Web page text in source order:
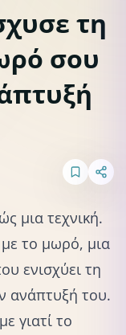
ανάπτυξη
τη
σου
μια τεχνική.
με το μωρό, μια
ενισχύει τη
ανάπτυξή του.
γιατί το